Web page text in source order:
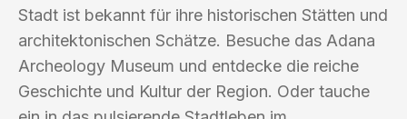
Stadt ist bekannt für ihre historischen Stätten und
architektonischen Schätze. Besuche das Adana
Archeology Museum und entdecke die reiche
Geschichte und Kultur der Region. Oder tauche